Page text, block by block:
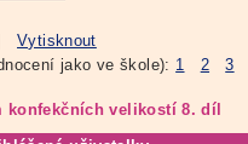
Vytisknout
jako ve škole): 1 2 3
konfekčních velikostí 8. díl